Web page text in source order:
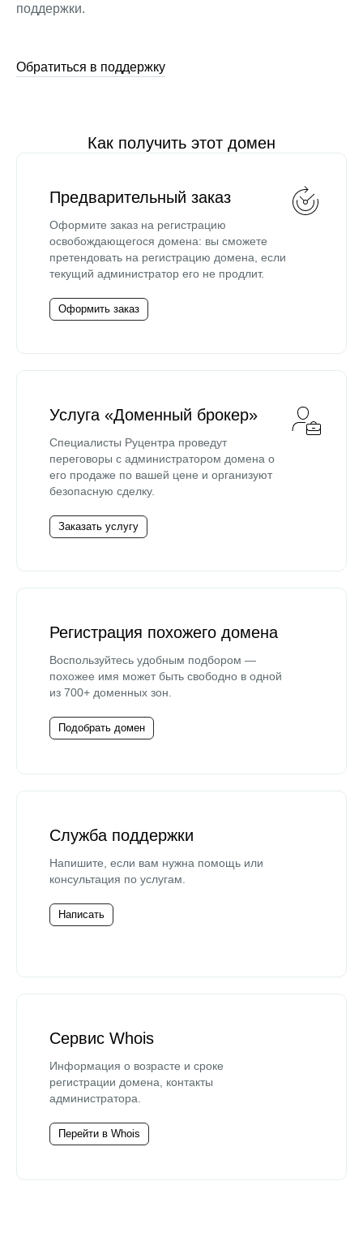
поддержки.
Обратиться в поддержку
Как получить этот домен
Предварительный заказ
Оформите заказ на регистрацию
освобождающегося домена: вы сможете
претендовать на регистрацию домена, если
текущий администратор его не продлит.
Оформить заказ
Услуга «Доменный брокер»
Специалисты Руцентра проведут
переговоры с администратором домена о
его продаже по вашей цене и организуют
безопасную сделку.
Заказать услугу
Регистрация похожего домена
Воспользуйтесь удобным подбором —
похожее имя может быть свободно в одной
из 700+ доменных зон.
Подобрать домен
Служба поддержки
Напишите, если вам нужна помощь или
консультация по услугам.
Написать
Сервис Whois
Информация о возрасте и сроке
регистрации домена, контакты
администратора.
Перейти в Whois